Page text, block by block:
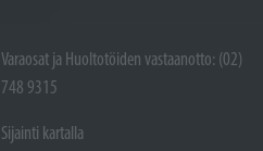
Varaosat ja Huoltotöiden vastaanotto: (02)
748 9315
Sijainti kartalla